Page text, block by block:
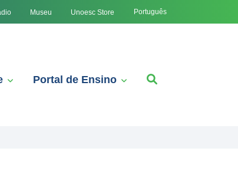
Museu Unoesc Store Português
Portal de Ensino